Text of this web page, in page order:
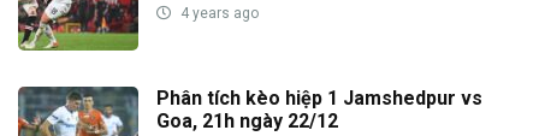
4 years ago
Phân tích kèo hiệp 1 Jamshedpur vs
Goa, 21h ngày 22/12